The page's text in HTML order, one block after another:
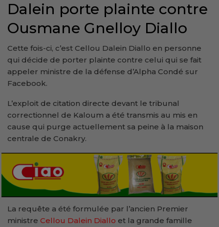
Dalein porte plainte contre
Ousmane Gnelloy Diallo
Cette fois-ci, c’est Cellou Dalein Diallo en personne
qui décide de porter plainte contre celui qui se fait
appeler ministre de la défense d’Alpha Condé sur
Facebook.
L’exploit de citation directe devant le tribunal
correctionnel de Kaloum a été transmis au mis en
cause qui purge actuellement sa peine à la maison
centrale de Conakry.
La requête a été formulée par l’ancien Premier
ministre Cellou Dalein Diallo et la grande famille